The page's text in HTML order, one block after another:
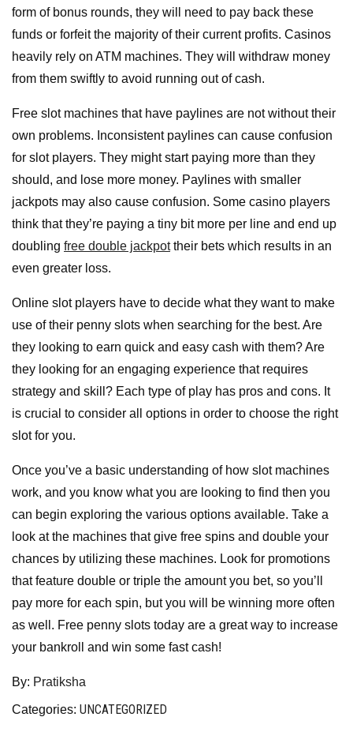
form of bonus rounds, they will need to pay back these
funds or forfeit the majority of their current profits. Casinos
heavily rely on ATM machines. They will withdraw money
from them swiftly to avoid running out of cash.
Free slot machines that have paylines are not without their
own problems. Inconsistent paylines can cause confusion
for slot players. They might start paying more than they
should, and lose more money. Paylines with smaller
jackpots may also cause confusion. Some casino players
think that they’re paying a tiny bit more per line and end up
doubling free double jackpottheir bets which results in an
even greater loss.
Online slot players have to decide what they want to make
use of their penny slots when searching for the best. Are
they looking to earn quick and easy cash with them? Are
they looking for an engaging experience that requires
strategy and skill? Each type of play has pros and cons. It
is crucial to consider all options in order to choose the right
slot for you.
Once you’ve a basic understanding of how slot machines
work, and you know what you are looking to find then you
can begin exploring the various options available. Take a
look at the machines that give free spins and double your
chances by utilizing these machines. Look for promotions
that feature double or triple the amount you bet, so you’ll
pay more for each spin, but you will be winning more often
as well. Free penny slots today are a great way to increase
your bankroll and win some fast cash!
By: Pratiksha
Categories: UNCATEGORIZED